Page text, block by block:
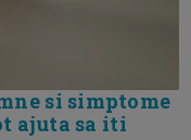
si simptome
ajuta sa iti